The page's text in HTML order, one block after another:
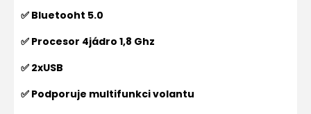
✅ Bluetooht 5.0
✅ Procesor 4jádro 1,8 Ghz
✅ 2xUSB
✅ Podporuje multifunkci volantu